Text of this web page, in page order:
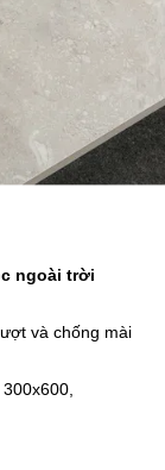
ngoài trời
và chống mài